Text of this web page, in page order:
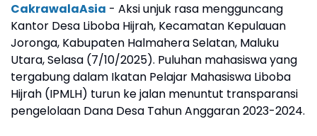
CakrawalaAsia - Aksi unjuk rasa mengguncang
Kantor Desa Liboba Hijrah, Kecamatan Kepulauan
Joronga, Kabupaten Halmahera Selatan, Maluku
Utara, Selasa (7/10/2025). Puluhan mahasiswa yang
tergabung dalam Ikatan Pelajar Mahasiswa Liboba
Hijrah (IPMLH) turun ke jalan menuntut transparansi
pengelolaan Dana Desa Tahun Anggaran 2023-2024.